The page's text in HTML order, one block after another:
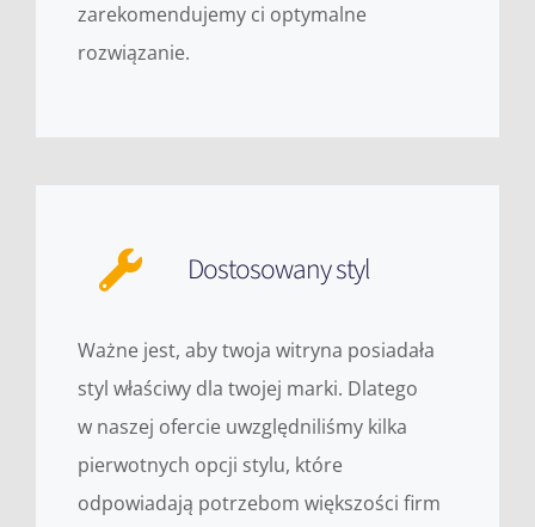
zarekomendujemy ci optymalne
rozwiązanie.
Dostosowany styl
Ważne jest, aby twoja witryna posiadała
styl właściwy dla twojej marki. Dlatego
w naszej ofercie uwzględniliśmy kilka
pierwotnych opcji stylu, które
odpowiadają potrzebom większości firm